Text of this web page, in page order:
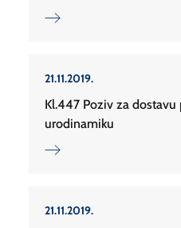
21.11.2019.
Kl.447 Poziv za
urodinamiku
21.11.2019.